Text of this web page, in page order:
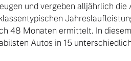
und vergeben alljährlich die
48 Monaten ermittelt. In
Autos in 15